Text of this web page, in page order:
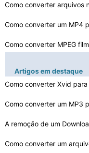
Como converter um MP4
Como converter arquivos
Artigos em destaque
Como converter Xvid para
Como converter um MP3
A remoção de um